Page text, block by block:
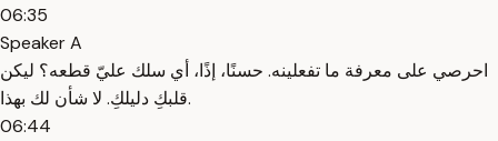
06:35
Speaker A
احرصي على معرفة ما تفعلينه. حسنًا، إذًا، أي سلك عليّ قطعه؟ ليكن
قلبكِ دليلكِ. لا شأن لك بهذا.
06:44